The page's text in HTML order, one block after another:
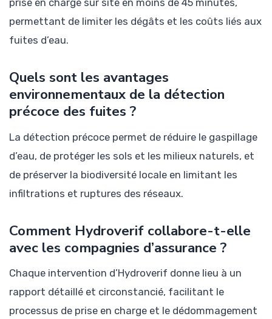
permettant de limiter les dégâts et les coûts liés aux
fuites d’eau.
Quels sont les avantages
environnementaux de la détection
précoce des fuites ?
La détection précoce permet de réduire le gaspillage
d’eau, de protéger les sols et les milieux naturels, et
de préserver la biodiversité locale en limitant les
infiltrations et ruptures des réseaux.
Comment Hydroverif collabore-t-elle
avec les compagnies d’assurance ?
Chaque intervention d’Hydroverif donne lieu à un
rapport détaillé et circonstancié, facilitant le
processus de prise en charge et le dédommagement